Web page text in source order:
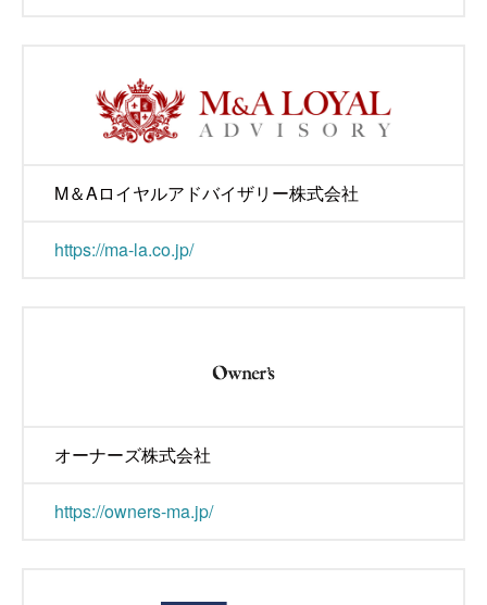
M＆Aロイヤルアドバイザリー株式会社
https://ma-la.co.jp/
オーナーズ株式会社
https://owners-ma.jp/